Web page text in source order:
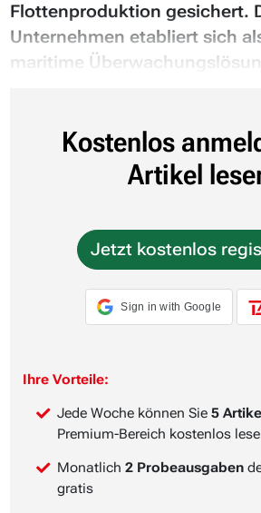
Flottenproduktion gesichert.
Unternehmen etabliert sich
maritime
Kostenlos
Artikel
Jetzt kostenlos
Sign in with Google
Ihre Vorteile:
Jede Woche können Sie 5 Artikel
Premium-Bereich kostenlos
Monatlich 2 Probeausgaben
gratis